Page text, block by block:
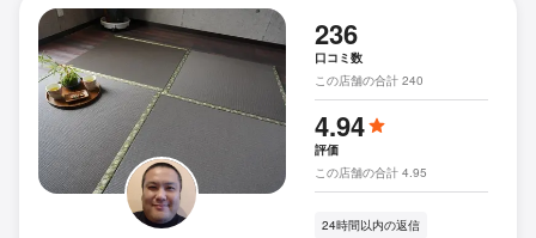
236
口コミ数
この店舗の合計 240
4.94
評価
この店舗の合計 4.95
24時間以内の返信